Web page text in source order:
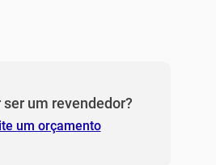
ser um revendedor?
um orçamento